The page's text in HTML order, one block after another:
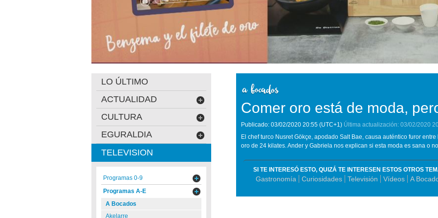
Comer oro está de moda,
Publicado: 03/02/2020 20:55 (UTC+1) Última actualización: 03/02/2020
El chef turco Nusret Gökçe, apodado Salt Bae, causa auténtico furor
oro de 24 kilates. Ander y Gabriela nos explican si esta moda es sana o
SI TE INTERESÓ ESTO, QUIZÁ TE INTERESEN ESTOS OTROS
Gastronomía Curiosidades Televisión Vídeos A
LO ÚLTIMO
ACTUALIDAD
CULTURA
EGURALDIA
TELEVISION
Programas 0-9
Programas A-E
A Bocados
Akelarre